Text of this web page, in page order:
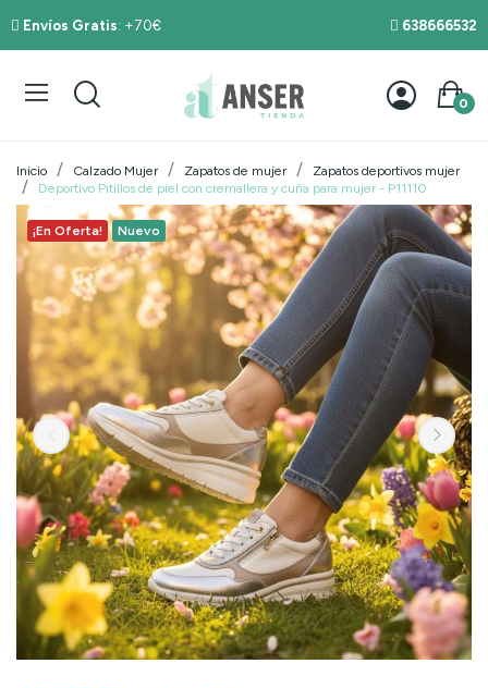
Envíos Gratis: +70€ 638666532
0
Inicio Calzado Mujer Zapatos de mujer
Zapatos deportivos mujer
Deportivo Pitillos de piel con cremallera y cuña para mujer - P11110
¡En Oferta! Nuevo